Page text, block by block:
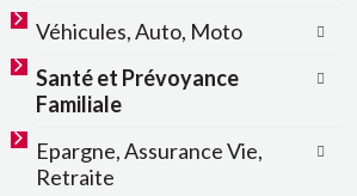
Véhicules, Auto, Moto
Santé et Prévoyance
Familiale
Epargne, Assurance Vie,
Retraite